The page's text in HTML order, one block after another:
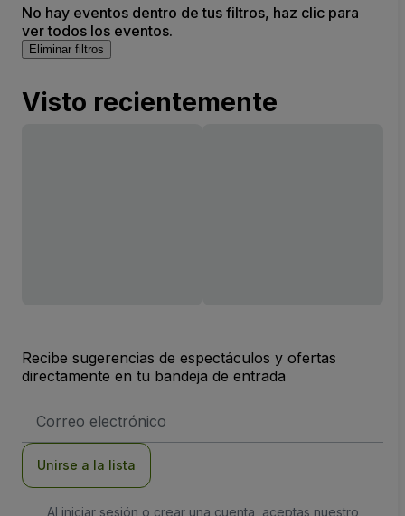
No hay eventos dentro de tus filtros, haz clic para
ver todos los eventos.
Eliminar filtros
Visto recientemente
Recibe sugerencias de espectáculos y ofertas
directamente en tu bandeja de entrada
de
Unirse a la lista
Al iniciar sesión o crear una cuenta, aceptas nuestro